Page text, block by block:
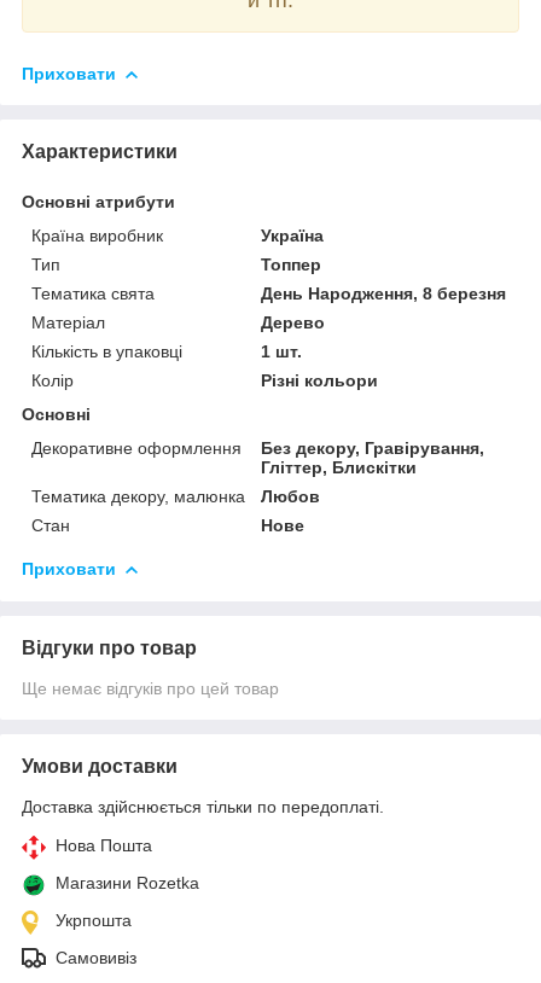
Приховати
Характеристики
Основні атрибути
Країна виробник
Україна
Тип
Топпер
Тематика свята
День Народження, 8 березня
Матеріал
Дерево
Кількість в упаковці
1 шт.
Колір
Різні кольори
Основні
Декоративне оформлення
Без декору, Гравірування,
Гліттер, Блискітки
Тематика декору, малюнка
Любов
Стан
Нове
Приховати
Відгуки про товар
Ще немає відгуків про цей товар
Умови доставки
Доставка здійснюється тільки по передоплаті.
Нова Пошта
Магазини Rozetka
Укрпошта
Самовивіз